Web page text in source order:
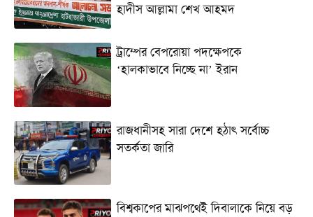
হাদীস আল্লামা শেখ আহমদ
ট্রাম্পের বেপরোয়া পদক্ষেপকে
‘হালকাভাবে নিচ্ছে না’ ইরান
রাজধানীসহ সারা দেশে হঠাৎ সর্বোচ্চ
সতর্কতা জা‌রি
বিশ্বকাপের মাঝপথেই দিবালাকে নিয়ে বড়